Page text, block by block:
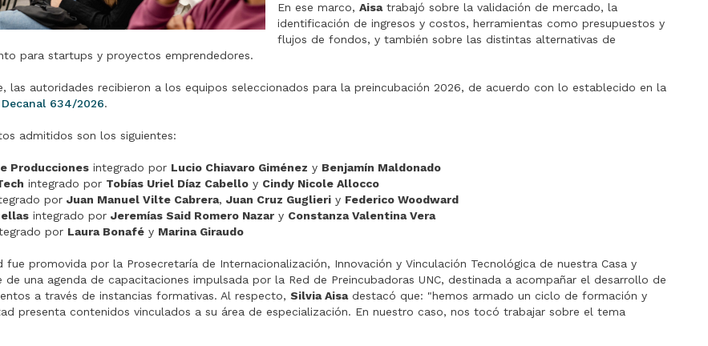
En ese marco, Aisatrabajó sobre la validación de mercado, la
identificación de ingresos y costos, herramientas como presupuestos y
flujos de fondos, y también sobre las distintas alternativas de
para startups y proyectos emprendedores.
las autoridades recibieron a los equipos seleccionados para la preincubación 2026, de acuerdo con lo establecido en la
634/2026.
admitidos son los siguientes:
Producciones integrado por Lucio Chiavaro Giménez y Benjamín Maldonado
integrado por Tobías Uriel Díaz Cabello y Cindy Nicole Allocco
por Juan Manuel Vilte Cabrera, Juan Cruz Guglieri y Federico Woodward
integrado por Jeremías Said Romero Nazar y Constanza Valentina Vera
por Laura Bonafé y Marina Giraudo
fue promovida por la Prosecretaría de Internacionalización, Innovación y Vinculación Tecnológica de nuestra Casa y
una agenda de capacitaciones impulsada por la Red de Preincubadoras UNC, destinada a acompañar el desarrollo de
a través de instancias formativas. Al respecto, Silvia Aisadestacó que: "hemos armado un ciclo de formación y
presenta contenidos vinculados a su área de especialización. En nuestro caso, nos tocó trabajar sobre el tema